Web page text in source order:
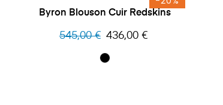
Byron Blouson Cuir Redskins
Prix
545,00 € Prix
436,00 €